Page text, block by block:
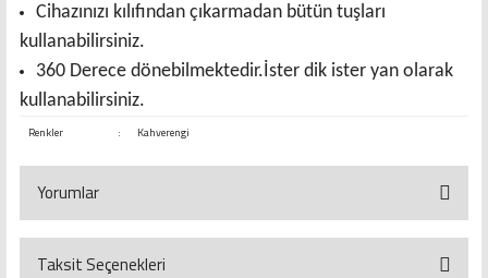
Cihazınızı kılıfından çıkarmadan bütün tuşları
kullanabilirsiniz.
360 Derece dönebilmektedir.İster dik ister yan olarak
kullanabilirsiniz.
Renkler : Kahverengi
Yorumlar
Bu ürüne ilk yorumu siz yapın!
Taksit Seçenekleri